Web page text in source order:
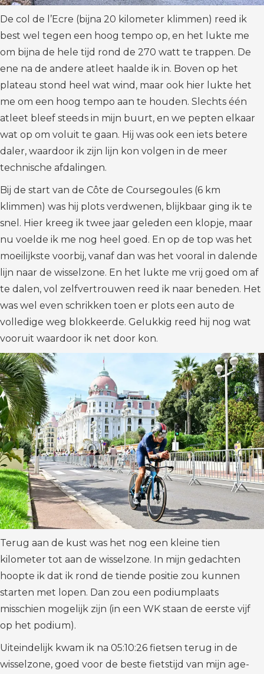
De col de l’Ecre (bijna 20 kilometer klimmen) reed ik
best wel tegen een hoog tempo op, en het lukte me
om bijna de hele tijd rond de 270 watt te trappen. De
ene na de andere atleet haalde ik in. Boven op het
plateau stond heel wat wind, maar ook hier lukte het
me om een hoog tempo aan te houden. Slechts één
atleet bleef steeds in mijn buurt, en we pepten elkaar
wat op om voluit te gaan. Hij was ook een iets betere
daler, waardoor ik zijn lijn kon volgen in de meer
technische afdalingen.
Bij de start van de Côte de Coursegoules (6 km
klimmen) was hij plots verdwenen, blijkbaar ging ik te
snel. Hier kreeg ik twee jaar geleden een klopje, maar
nu voelde ik me nog heel goed. En op de top was het
moeilijkste voorbij, vanaf dan was het vooral in dalende
lijn naar de wisselzone. En het lukte me vrij goed om af
te dalen, vol zelfvertrouwen reed ik naar beneden. Het
was wel even schrikken toen er plots een auto de
volledige weg blokkeerde. Gelukkig reed hij nog wat
vooruit waardoor ik net door kon.
Terug aan de kust was het nog een kleine tien
kilometer tot aan de wisselzone. In mijn gedachten
hoopte ik dat ik rond de tiende positie zou kunnen
starten met lopen. Dan zou een podiumplaats
misschien mogelijk zijn (in een WK staan de eerste vijf
op het podium).
Uiteindelijk kwam ik na 05:10:26 fietsen terug in de
wisselzone, goed voor de beste fietstijd van mijn age-